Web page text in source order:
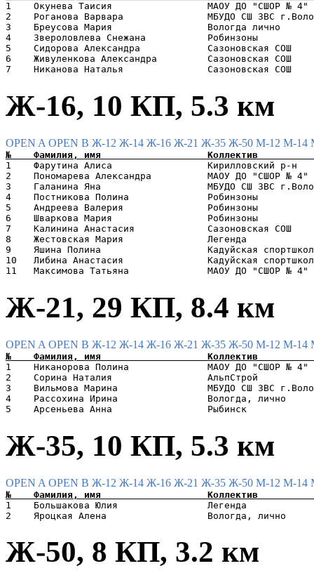
1    Окунева Таисия                 МАОУ ДО
2    Роганова Варвара               МБУДО СШ ЗВС
3    Бреусова Мария                 Вологда
4    Звероловлева Снежана
5    Сидорова Александра
6    Живуленкова Александра
Ж-16, 10 КП, 5.3 км
OPEN A OPEN B Ж-12 Ж-14 Ж-16 Ж-21 Ж-35 Ж-50 М-12 М-14
1    Фарутина Алиса
2    Пономарева Александра          МАОУ ДО
3    Галанина Яна                   МБУДО СШ ЗВС
4    Постникова Полина              Робинзоны
5    Андреева Валерия               Робинзоны
6    Шваркова Мария                 Робинзоны
7    Калинина Анастасия
8    Жестовская Мария               Легенда
9    Яшина Полина
10   Либина Анастасия
Ж-21, 29 КП, 8.4 км
OPEN A OPEN B Ж-12 Ж-14 Ж-16 Ж-21 Ж-35 Ж-50 М-12 М-14
1    Никанорова Полина              МАОУ ДО
2    Сорина Наталия                 АльпСтрой
3    Вильмова Марина                МБУДО СШ ЗВС
4    Рассохина Ирина                Вологда,
Ж-35, 10 КП, 5.3 км
OPEN A OPEN B Ж-12 Ж-14 Ж-16 Ж-21 Ж-35 Ж-50 М-12 М-14
1    Большакова Юлия                Легенда
Ж-50, 8 КП, 3.2 км